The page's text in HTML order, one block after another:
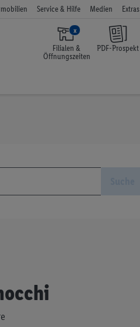
Service & Hilfe Medien Extras
x
Filialen &
Öffnungszeiten
PDF-Prospekt